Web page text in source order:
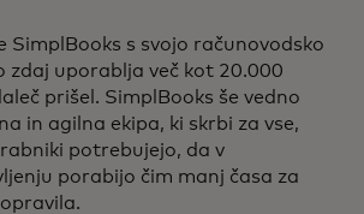
SimplBooks s svojo računovodsko
zdaj uporablja več kot 20.000
prišel. SimplBooks še vedno
in agilna ekipa, ki skrbi za vse,
potrebujejo, da v
porabijo čim manj časa za